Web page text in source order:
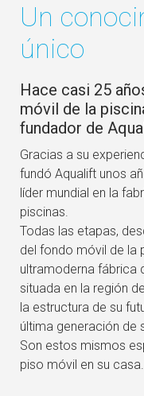
Un
único
Hace casi 25
móvil de la
fundador de
Gracias a su
fundó Aqualift unos
líder mundial en la
piscinas.
Todas las etapas,
del fondo móvil de la
ultramoderna fábrica
situada en la región
la estructura de su
última generación de
Son estos mismos
piso móvil en su casa.